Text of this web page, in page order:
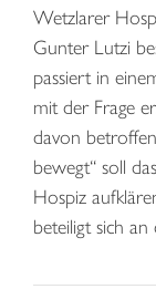
Wetzlarer
Gunter Lutzi
passiert in
mit der Frage
davon
bewegt“ soll
Hospiz
beteiligt sich